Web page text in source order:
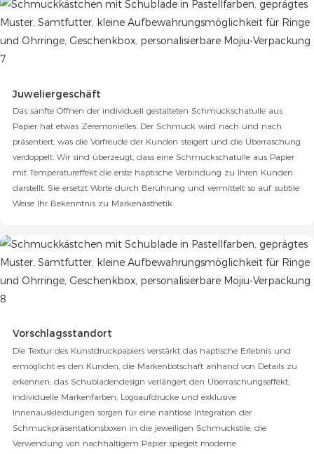
Juweliergeschäft
Das sanfte Öffnen der individuell gestalteten Schmuckschatulle aus
Papier hat etwas Zeremonielles. Der Schmuck wird nach und nach
präsentiert, was die Vorfreude der Kunden steigert und die Überraschung
verdoppelt. Wir sind überzeugt, dass eine Schmuckschatulle aus Papier
mit Temperatureffekt die erste haptische Verbindung zu Ihren Kunden
darstellt. Sie ersetzt Worte durch Berührung und vermittelt so auf subtile
Weise Ihr Bekenntnis zu Markenästhetik.
Vorschlagsstandort
Die Textur des Kunstdruckpapiers verstärkt das haptische Erlebnis und
ermöglicht es den Kunden, die Markenbotschaft anhand von Details zu
erkennen; das Schubladendesign verlängert den Überraschungseffekt;
individuelle Markenfarben, Logoaufdrucke und exklusive
Innenauskleidungen sorgen für eine nahtlose Integration der
Schmuckpräsentationsboxen in die jeweiligen Schmuckstile; die
Verwendung von nachhaltigem Papier spiegelt moderne